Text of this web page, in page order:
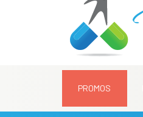
PROMOS